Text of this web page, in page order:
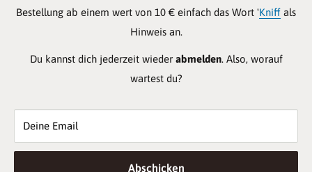
Bestellung ab einem wert von 10 € einfach das Wort 'Kniff als
Hinweis an.
Du kannst dich jederzeit wieder abmelden. Also, worauf
wartest du?
Deine Email
Abschicken